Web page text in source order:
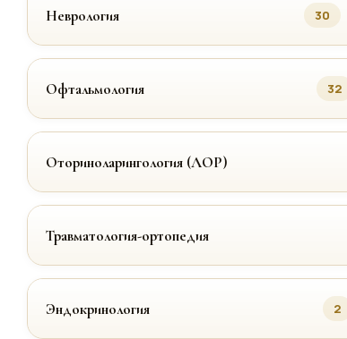
Неврология 30
Офтальмология 32
Оториноларингология (ЛОР)
Травматология-ортопедия
Эндокринология 2